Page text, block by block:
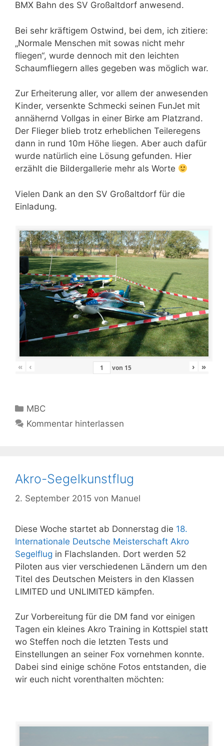
BMX Bahn des SV Großaltdorf anwesend.
Bei sehr kräftigem Ostwind, bei dem, ich zitiere:
„Normale Menschen mit sowas nicht mehr
fliegen“, wurde dennoch mit den leichten
Schaumfliegern alles gegeben was möglich war.
Zur Erheiterung aller, vor allem der anwesenden
Kinder, versenkte Schmecki seinen FunJet mit
annähernd Vollgas in einer Birke am Platzrand.
Der Flieger blieb trotz erheblichen Teileregens
dann in rund 10m Höhe liegen. Aber auch dafür
wurde natürlich eine Lösung gefunden. Hier
erzählt die Bildergallerie mehr als Worte
Vielen Dank an den SV Großaltdorf für die
Einladung.
« ‹ von 15 › »
Kategorien
MBC
Kommentar hinterlassen
Akro-Segelkunstflug
2. September 2015 von Manuel
Diese Woche startet ab Donnerstag die 18.
Internationale Deutsche Meisterschaft Akro
Segelflug in Flachslanden. Dort werden 52
Piloten aus vier verschiedenen Ländern um den
Titel des Deutschen Meisters in den Klassen
LIMITED und UNLIMITED kämpfen.
Zur Vorbereitung für die DM fand vor einigen
Tagen ein kleines Akro Training in Kottspiel statt
wo Steffen noch die letzten Tests und
Einstellungen an seiner Fox vornehmen konnte.
Dabei sind einige schöne Fotos entstanden, die
wir euch nicht vorenthalten möchten: